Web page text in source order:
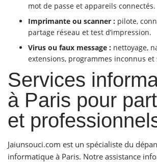
mot de passe et appareils connectés.
Imprimante ou scanner : pilote,
partage réseau et test d’impression.
Virus ou faux message : nettoyage,
extensions, programmes inconnus et
Services
à Paris pour
et
Jaiunsouci.com est un spécialiste du
informatique à Paris. Notre assistance